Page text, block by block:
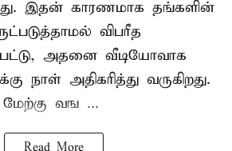
இதன் காரணமாக தங்களின்
விபரீத
அதனை வீடியோவாக
நாள் அதிகரித்து வருகிறது.
வங ...
Read More